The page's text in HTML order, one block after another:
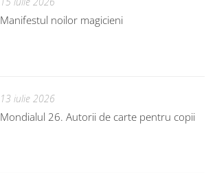
Manifestul noilor magicieni
13 iulie 2026
Mondialul 26. Autorii de carte pentru copii